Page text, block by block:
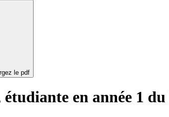
le pdf
en année 1